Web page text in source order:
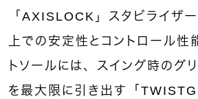
「AXISLOCK」スタビライザ
上での安定性とコントロール性
トソールには、スイング時のグ
を最大限に引き出す「